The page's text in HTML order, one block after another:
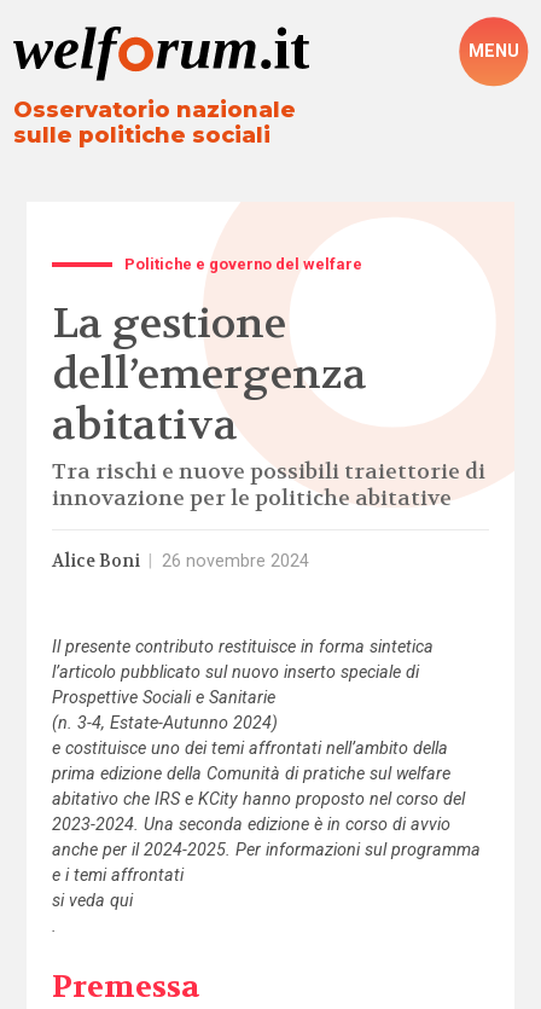
Osservatorio nazionale
sulle politiche sociali
MENU
Politiche e governo del welfare
La gestione
dell’emergenza
abitativa
Tra rischi e nuove possibili traiettorie di
innovazione per le politiche abitative
Alice Boni 26 novembre 2024
Il presente contributo restituisce in forma sintetica
l’articolo pubblicato sul nuovo inserto speciale di
Prospettive Sociali e Sanitarie
(n. 3-4, Estate-Autunno 2024)
e costituisce uno dei temi affrontati nell’ambito della
prima edizione della Comunità di pratiche sul welfare
abitativo che IRS e KCity hanno proposto nel corso del
2023-2024. Una seconda edizione è in corso di avvio
anche per il 2024-2025. Per informazioni sul programma
e i temi affrontati
si veda qui
Premessa